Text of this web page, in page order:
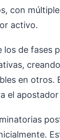
con
activo.
de fases
en otros.
el